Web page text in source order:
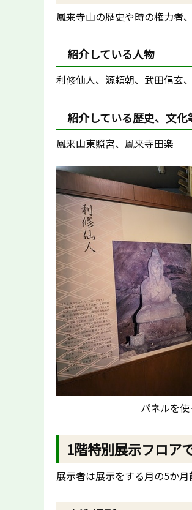
鳳来寺山の歴史や時の権力者
紹介している人物
利修仙人、源頼朝、武田信玄
紹介している歴史、文化
鳳来山東照宮、鳳来寺田楽
パネルを
1階特別展示フロア
展示者は展示をする月の5か